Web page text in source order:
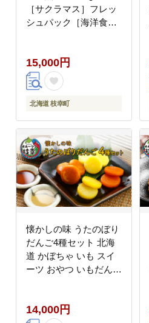
［サクラマス］フレッ
シュパック［海洋食
詰 惣菜 北海道 枝幸 】
15,000円
北海道 枝幸町
懐かしの味 うたのぼり
だんご4種セット 北海
道 かぼちゃ いも スイ
ーツ おやつ いもだんご
14,000円